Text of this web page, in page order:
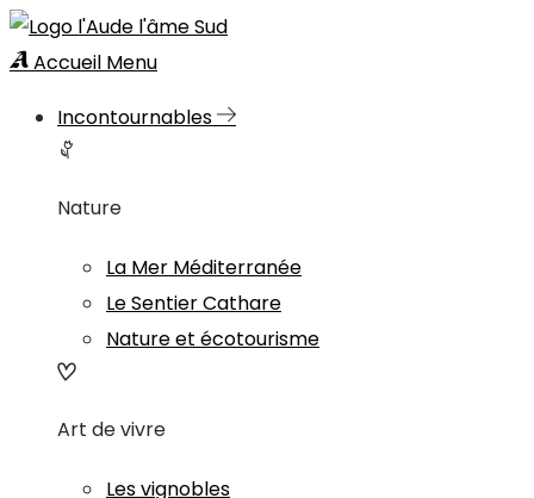
Accueil Menu
Incontournables
Nature
La Mer Méditerranée
Le Sentier Cathare
Nature et écotourisme
Art de vivre
Les vignobles